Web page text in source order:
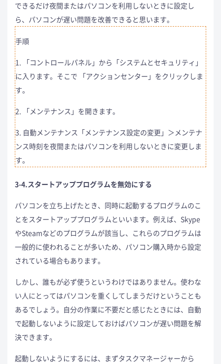
できるだけ夜間またはパソコンを利用しないときに設定し
ら、パソコンが遅い問題を改善できると思います。
手順
1. 「コントロールパネル」から「システムとセキュリティ」
に入ります。そこで 「アクションセンター」をクリックしま
す。
2. 「メンテナンス」を開きます。
3. 自動メンテナンス「メンテナンス設定の変更」＞メンテナ
ンス時刻を夜間またはパソコンを利用しないときに変更しま
す。
3-4.スタートアッププログラムを無効にする
パソコンを立ち上げたとき、同時に起動するプログラムのこ
とをスタートアッププログラムといいます。例えば、Skype
やSteamなどのプログラムが該当し、これらのプログラムは
一般的に使われることが多いため、パソコン購入時から設定
されている場合もあります。
しかし、誰もが必ず使うというわけではありません。使わな
い人にとってはパソコンを重くしてしまうだけということも
あるでしょう。自分の作業に不要だと感じたときには、自動
で起動しないように設定しておけばパソコンが遅い問題を解
決できます。
起動しないようにするには、まずタスクマネージャーから